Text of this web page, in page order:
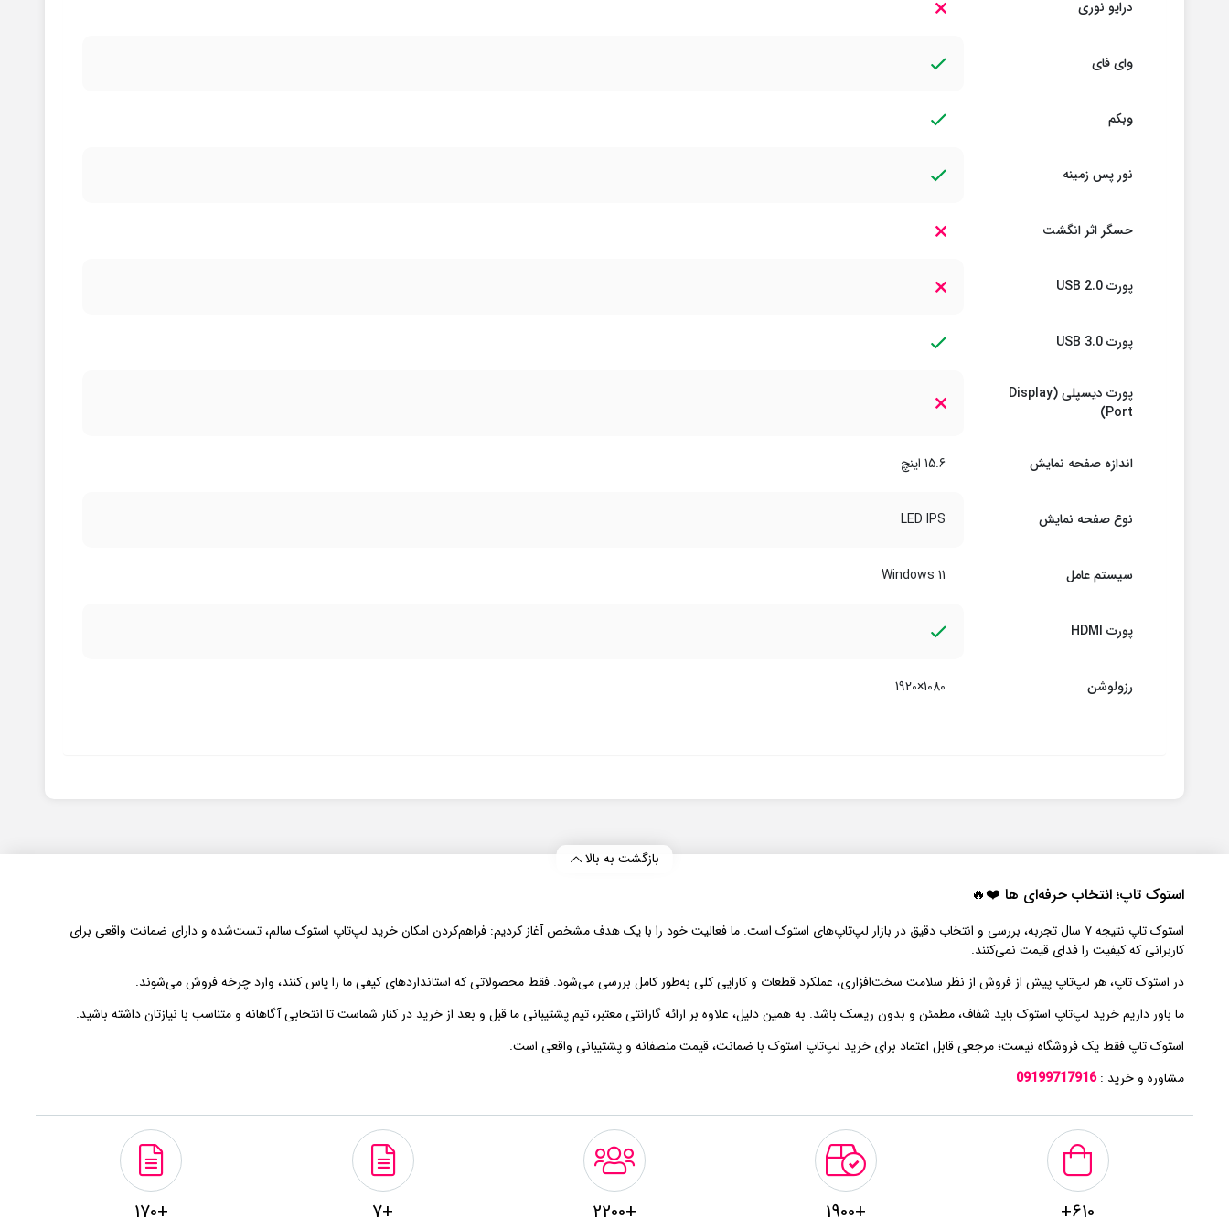
درایو نوری
وای فای
وبکم
نور پس زمینه
حسگر اثر انگشت
پورت USB 2.0
پورت USB 3.0
پورت دیسپلی (Display
Port)
اندازه صفحه نمایش 15.6 اینچ
نوع صفحه نمایش LED IPS
سیستم عامل Windows 11
پورت HDMI
رزولوشن 1080×1920
بازگشت به بالا
استوک تاپ؛ انتخاب حرفه‌ای‌ ها ❤️🔥
استوک تاپ نتیجه ۷ سال تجربه، بررسی و انتخاب دقیق در بازار لپ‌تاپ‌های استوک است. ما فعالیت خود را با یک هدف مشخص آغاز کردیم: فراهم‌کردن امکان خرید لپ‌تاپ استوک سالم، تست‌شده و دارای ضمانت واقعی برای
کاربرانی که کیفیت را فدای قیمت نمی‌کنند.
در استوک تاپ، هر لپ‌تاپ پیش از فروش از نظر سلامت سخت‌افزاری، عملکرد قطعات و کارایی کلی به‌طور کامل بررسی می‌شود. فقط محصولاتی که استانداردهای کیفی ما را پاس کنند، وارد چرخه فروش می‌شوند.
ما باور داریم خرید لپ‌تاپ استوک باید شفاف، مطمئن و بدون ریسک باشد. به همین دلیل، علاوه بر ارائه گارانتی معتبر، تیم پشتیبانی ما قبل و بعد از خرید در کنار شماست تا انتخابی آگاهانه و متناسب با نیازتان داشته باشید.
استوک تاپ فقط یک فروشگاه نیست؛ مرجعی قابل اعتماد برای خرید لپ‌تاپ استوک با ضمانت، قیمت منصفانه و پشتیبانی واقعی است.
مشاوره و خرید :09199717916
610+
+1900
+2200
+7
+170